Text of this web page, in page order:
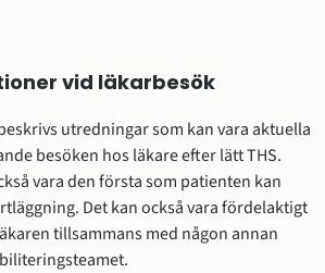
vid läkarbesök
utredningar som kan vara aktuella
besöken hos läkare efter lätt THS.
vara den första som patienten kan
Det kan också vara fördelaktigt
tillsammans med någon annan